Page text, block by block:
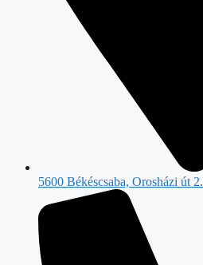
5600 Békéscsaba, Orosházi út 2.